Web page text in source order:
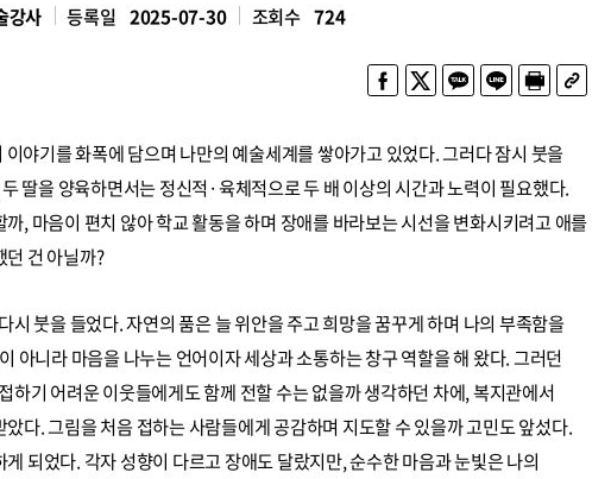
강사 등록일 2025-07-30 조회수 724
야기를 화폭에 담으며 나만의 예술세계를 쌓아가고 있었다. 그러다 잠시 붓을
딸을 양육하면서는 정신적·육체적으로 두 배 이상의 시간과 노력이 필요했다.
, 마음이 편치 않아 학교 활동을 하며 장애를 바라보는 시선을 변화시키려고 애를
던 건 아닐까?
시 붓을 들었다. 자연의 품은 늘 위안을 주고 희망을 꿈꾸게 하며 나의 부족함을
아니라 마음을 나누는 언어이자 세상과 소통하는 창구 역할을 해 왔다. 그러던
하기 어려운 이웃들에게도 함께 전할 수는 없을까 생각하던 차에, 복지관에서
다. 그림을 처음 접하는 사람들에게 공감하며 지도할 수 있을까 고민도 앞섰다.
되었다. 각자 성향이 다르고 장애도 달랐지만, 순수한 마음과 눈빛은 나의